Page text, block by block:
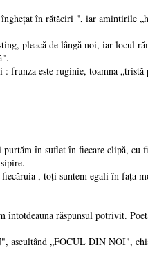
în rătăciri ", iar amintirile
pleacă de lângă noi, iar locul
frunza este ruginie, toamna
în suflet în fiecare clipă, cu
, toți suntem egali în fața
răspunsul potrivit.
ascultând „FOCUL DIN NOI",